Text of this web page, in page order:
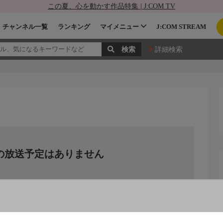
この夏、心を動かす作品特集 | J:COM TV
チャンネル一覧 ランキング マイメニュー J:COM STREAM
詳細検索
放送予定はありません